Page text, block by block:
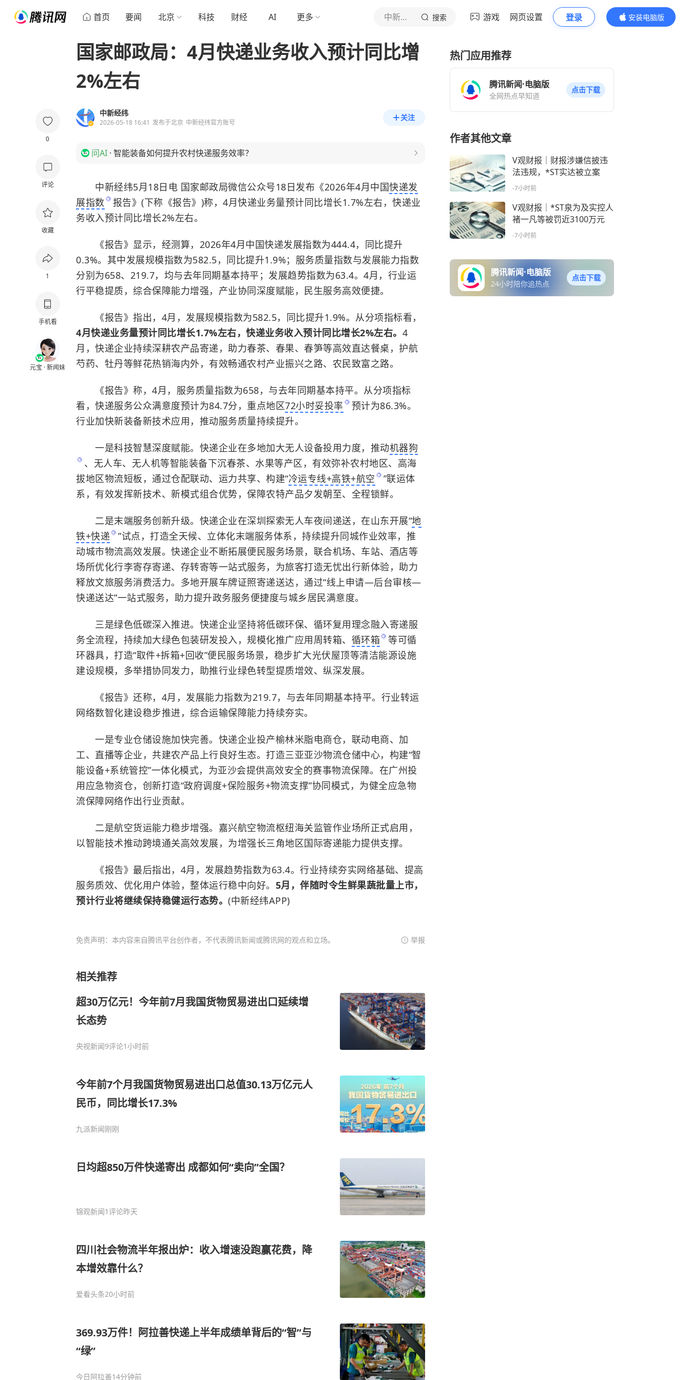
首页 要闻 北京 科技 财经 AI 更多 中新经纬 搜索 游戏 网页设置 登录
安装电脑版
内容更精彩
0
评论
收藏
1
手机看
元宝 · 新闻妹
国家邮政局：4月快递业务收入预计同比增
2%左右
中新经纬
2026-05-18 16:41 发布于北京 中新经纬官方账号
关注
问AI · 智能装备如何提升农村快递服务效率？
中新经纬5月18日电 国家邮政局微信公众号18日发布《2026年4月中国快递发
展指数
报告》(下称《报告》)称，4月快递业务量预计同比增长1.7%左右，快递业
务收入预计同比增长2%左右。
《报告》显示，经测算，2026年4月中国快递发展指数为444.4，同比提升
0.3%。其中发展规模指数为582.5，同比提升1.9%；服务质量指数与发展能力指数
分别为658、219.7，均与去年同期基本持平；发展趋势指数为63.4。4月，行业运
行平稳提质，综合保障能力增强，产业协同深度赋能，民生服务高效便捷。
《报告》指出，4月，发展规模指数为582.5，同比提升1.9%。从分项指标看，
4月快递业务量预计同比增长1.7%左右，快递业务收入预计同比增长2%左右。 4
月，快递企业持续深耕农产品寄递，助力春茶、春果、春笋等高效直达餐桌，护航
芍药、牡丹等鲜花热销海内外，有效畅通农村产业振兴之路、农民致富之路。
《报告》称，4月，服务质量指数为658，与去年同期基本持平。从分项指标
看，快递服务公众满意度预计为84.7分，重点地区72小时妥投率
预计为86.3%。
行业加快新装备新技术应用，推动服务质量持续提升。
一是科技智慧深度赋能。快递企业在多地加大无人设备投用力度，推动机器狗
、无人车、无人机等智能装备下沉春茶、水果等产区，有效弥补农村地区、高海
拔地区物流短板，通过仓配联动、运力共享、构建“冷运专线+高铁+航空
”联运体
系，有效发挥新技术、新模式组合优势，保障农特产品夕发朝至、全程锁鲜。
二是末端服务创新升级。快递企业在深圳探索无人车夜间递送，在山东开展“地
铁+快递
”试点，打造全天候、立体化末端服务体系，持续提升同城作业效率，推
动城市物流高效发展。快递企业不断拓展便民服务场景，联合机场、车站、酒店等
场所优化行李寄存寄递、存转寄等一站式服务，为旅客打造无忧出行新体验，助力
释放文旅服务消费活力。多地开展车牌证照寄递送达，通过“线上申请—后台审核—
快递送达”一站式服务，助力提升政务服务便捷度与城乡居民满意度。
三是绿色低碳深入推进。快递企业坚持将低碳环保、循环复用理念融入寄递服
务全流程，持续加大绿色包装研发投入，规模化推广应用周转箱、 循环箱
等可循
环器具，打造“取件+拆箱+回收”便民服务场景，稳步扩大光伏屋顶等清洁能源设施
建设规模，多举措协同发力，助推行业绿色转型提质增效、纵深发展。
《报告》还称，4月，发展能力指数为219.7，与去年同期基本持平。行业转运
网络数智化建设稳步推进，综合运输保障能力持续夯实。
一是专业仓储设施加快完善。快递企业投产榆林米脂电商仓，联动电商、加
工、直播等企业，共建农产品上行良好生态。打造三亚亚沙物流仓储中心，构建“智
能设备+系统管控”一体化模式，为亚沙会提供高效安全的赛事物流保障。在广州投
用应急物资仓，创新打造“政府调度+保险服务+物流支撑”协同模式，为健全应急物
流保障网络作出行业贡献。
二是航空货运能力稳步增强。嘉兴航空物流枢纽海关监管作业场所正式启用，
以智能技术推动跨境通关高效发展，为增强长三角地区国际寄递能力提供支撑。
《报告》最后指出，4月，发展趋势指数为63.4。行业持续夯实网络基础、提高
服务质效、优化用户体验，整体运行稳中向好。 5月，伴随时令生鲜果蔬批量上市，
预计行业将继续保持稳健运行态势。 (中新经纬APP)
免责声明：本内容来自腾讯平台创作者，不代表腾讯新闻或腾讯网的观点和立场。 举报
相关推荐
超30万亿元！今年前7月我国货物贸易进出口延续增
长态势
央视新闻9评论1小时前
今年前7个月我国货物贸易进出口总值30.13万亿元人
民币，同比增长17.3%
九派新闻刚刚
日均超850万件快递寄出 成都如何“卖向”全国？
锦观新闻1评论昨天
四川社会物流半年报出炉：收入增速没跑赢花费，降
本增效靠什么？
爱看头条20小时前
369.93万件！阿拉善快递上半年成绩单背后的“智”与
“绿”
今日阿拉善14分钟前
热门应用推荐
腾讯新闻·电脑版
全网热点早知道
点击下载
作者其他文章
V观财报｜财报涉嫌信披违
法违规，*ST实达被立案
-7小时前
V观财报｜*ST泉为及实控人
褚一凡等被罚近3100万元
-7小时前
腾讯新闻·电脑版
24小时陪你追热点
点击下载